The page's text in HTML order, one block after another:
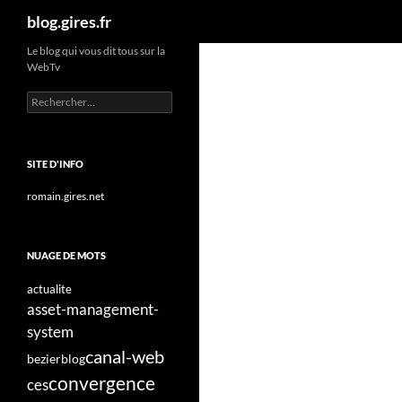
Aller
contenu
blog.gires.fr
Le blog qui vous dit tous sur la
WebTv
Rechercher :
SITE D'INFO
romain.gires.net
NUAGE DE MOTS
actualite
asset-management-
system
bezierblogcanal-web
cesconvergence